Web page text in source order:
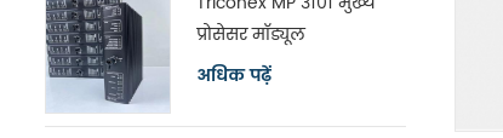
प्रोसेसर मॉड्यूल
अधिक पढ़ें